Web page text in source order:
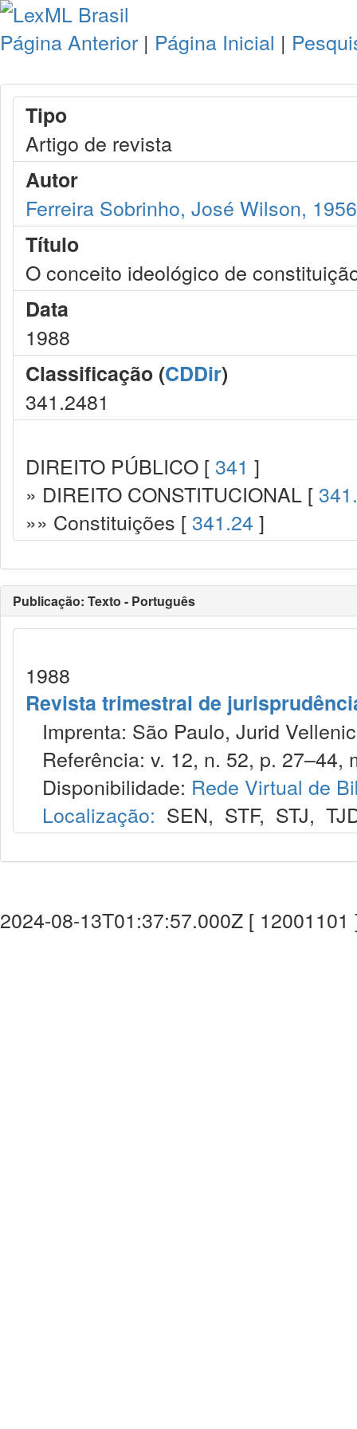
Página Anterior | Página Inicial |
Tipo
Artigo de revista
Autor
Ferreira Sobrinho, José Wilson, 1956
Título
O conceito ideológico de
Data
1988
Classificação (CDDir)
341.2481
DIREITO PÚBLICO [ 341 ]
» DIREITO CONSTITUCIONAL [
»» Constituições [ 341.24 ]
Publicação: Texto - Português
1988
Revista trimestral de
Imprenta: São Paulo, Jurid
Referência: v. 12, n. 52, p. 27–44,
Disponibilidade: Rede Virtual de
Localização: SEN, STF, STJ,
2024-08-13T01:37:57.000Z [ 12001101